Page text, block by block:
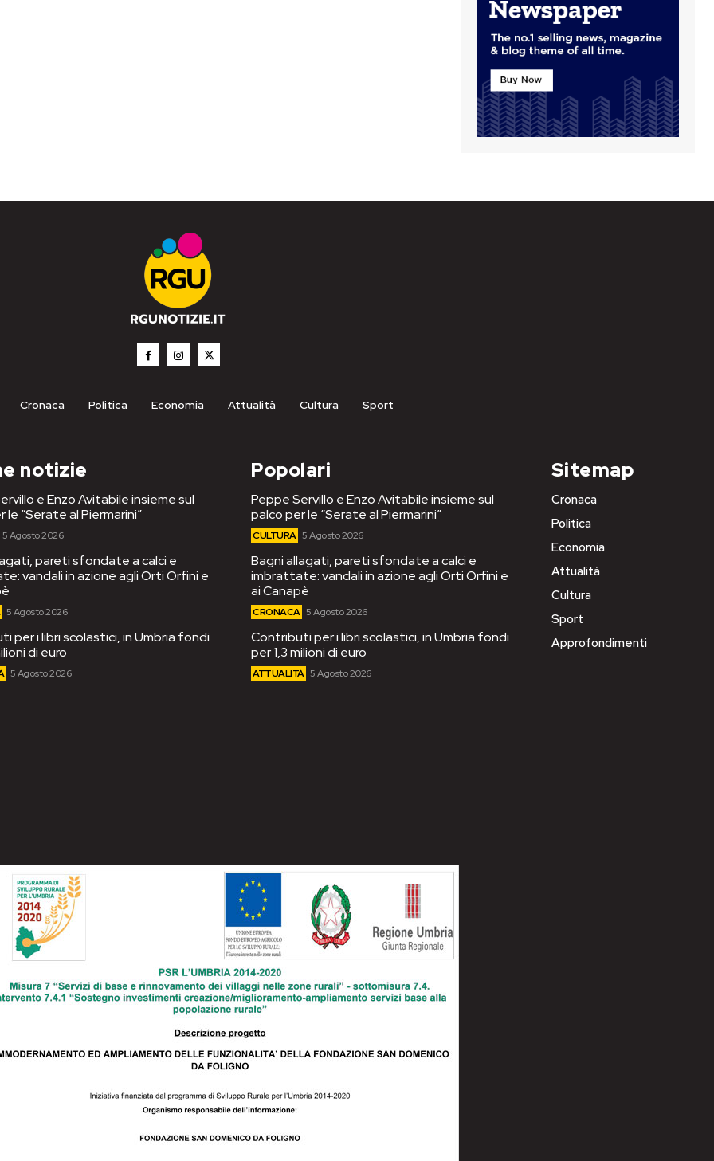
Cronaca Politica Economia Attualità Cultura Sport
notizie
e Enzo Avitabile insieme sul
le “Serate al Piermarini”
5 Agosto 2026
pareti sfondate a calci e
vandali in azione agli Orti Orfini e
5 Agosto 2026
per i libri scolastici, in Umbria fondi
di euro
5 Agosto 2026
Popolari
Peppe Servillo e Enzo Avitabile insieme sul
palco per le “Serate al Piermarini”
CULTURA 5 Agosto 2026
Bagni allagati, pareti sfondate a calci e
imbrattate: vandali in azione agli Orti Orfini e
ai Canapè
CRONACA 5 Agosto 2026
Contributi per i libri scolastici, in Umbria fondi
per 1,3 milioni di euro
ATTUALITÀ 5 Agosto 2026
Sitemap
Cronaca
Politica
Economia
Attualità
Cultura
Sport
Approfondimenti